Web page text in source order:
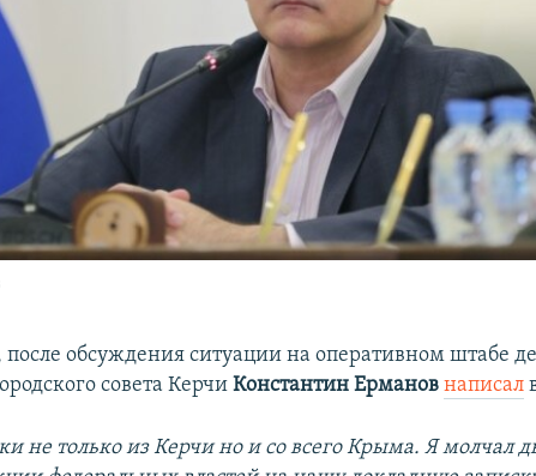
обсуждения ситуации на оперативном штабе
совета КерчиКонстантин Ермановнаписал
не только из Керчи но и со всего Крыма. Я молчал